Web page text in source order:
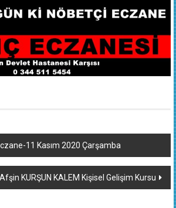
11 Kasım 2020 Çarşamba
Afşin KURŞUN KALEM Kişisel Gelişim Kursu